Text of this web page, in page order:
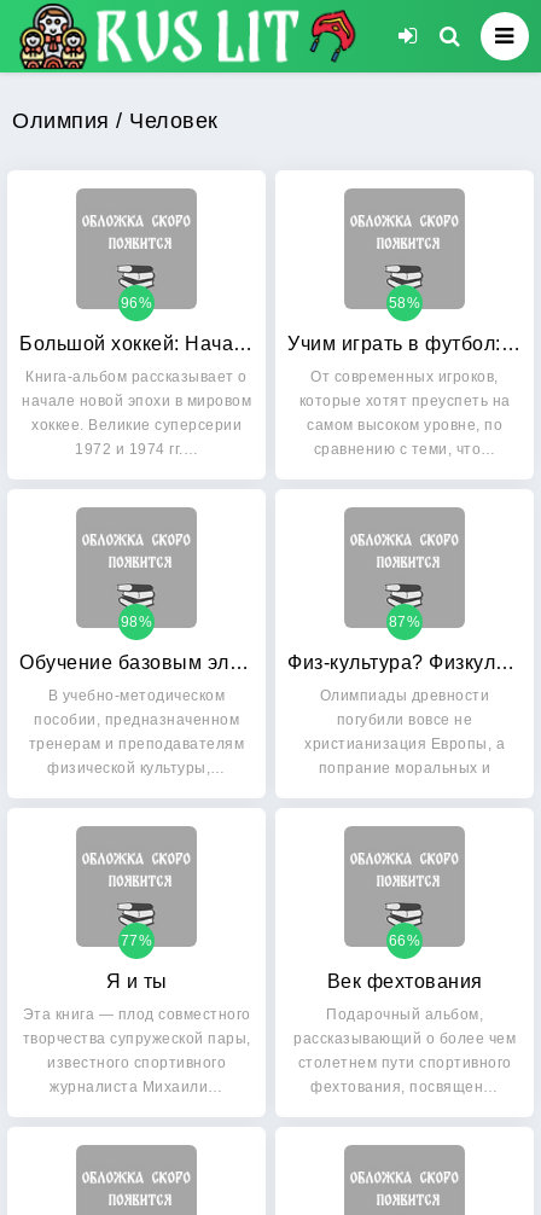
Олимпия / Человек
Большой хоккей: Начало. 1972/74
96%
Книга-альбом рассказывает о
начале новой эпохи в мировом
хоккее. Великие суперсерии
1972 и 1974 гг.…
Учим играть в футбол: Планы уроков. Учебно-методическое пособие
58%
От современных игроков,
которые хотят преуспеть на
самом высоком уровне, по
сравнению с теми, что…
Обучение базовым элементам фигурного катания
98%
В учебно-методическом
пособии, предназначенном
тренерам и преподавателям
физической культуры,…
Физ-культура? Физкульт-ура?
87%
Олимпиады древности
погубили вовсе не
христианизация Европы, а
попрание моральных и
Я и ты
77%
Эта книга — плод совместного
творчества супружеской пары,
известного спортивного
журналиста Михаили…
Век фехтования
66%
Подарочный альбом,
рассказывающий о более чем
столетнем пути спортивного
фехтования, посвящен…